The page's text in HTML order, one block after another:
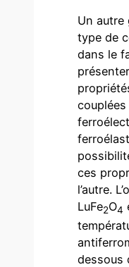
Un autre
type de
dans le
ces
l’autre.
LuFe2O4
dessous